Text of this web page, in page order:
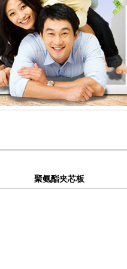
聚氨酯夹芯板